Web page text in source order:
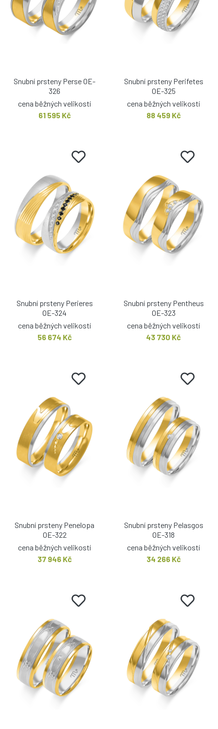
Snubní prsteny Perse OE-
326
cena běžných velikostí
61 595 Kč
Snubní prsteny Perifetes
OE-325
cena běžných velikostí
88 459 Kč
Snubní prsteny Perieres
OE-324
cena běžných velikostí
56 674 Kč
Snubní prsteny Pentheus
OE-323
cena běžných velikostí
43 730 Kč
Snubní prsteny Penelopa
OE-322
cena běžných velikostí
37 946 Kč
Snubní prsteny Pelasgos
OE-318
cena běžných velikostí
34 266 Kč